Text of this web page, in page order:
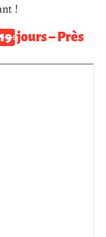
!
jours – Près